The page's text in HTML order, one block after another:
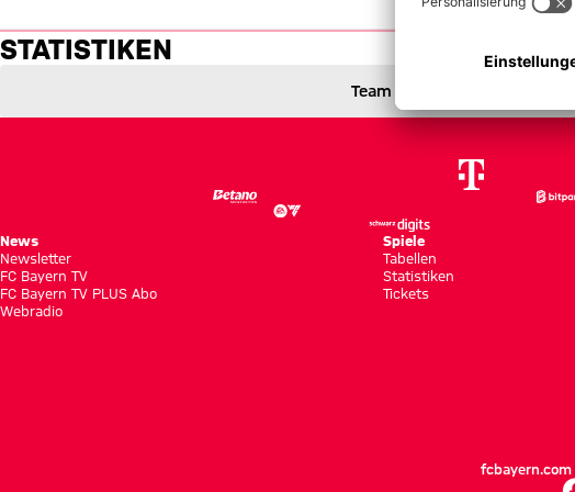
3 zu 5
3 : 5
Statistiken: Stuttgart vs. FC Bayern
STATISTIKEN
Team
News
Newsletter
FC Bayern TV
FC Bayern TV PLUS Abo
Webradio
Spiele
Tabellen
Statistiken
Tickets
fcbayern.com